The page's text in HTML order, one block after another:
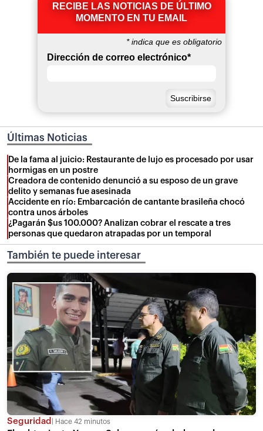
RECIBE LAS NOTICIAS DE ÚLTIMO
MOMENTO EN TU EMAIL
*indica que es obligatorio
Dirección de correo electrónico*
Últimas Noticias
De la fama al juicio: Restaurante de lujo es procesado por usar
hormigas en un postre
Creadora de contenido denunció a su esposo de un grave
delito y semanas fue asesinada
Accidente en río: Embarcación de cantante brasileña chocó
contra unos árboles
¿Pagarán $us 100.000? Analizan cobrar el rescate a tres
personas que quedaron atrapadas por un temporal
También te puede interesar
Seguridad Hace 42 minutos